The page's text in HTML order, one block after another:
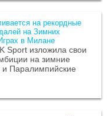
на рекордные
на Зимних
в Милане
Sport изложила свои
на зимние
Паралимпийские